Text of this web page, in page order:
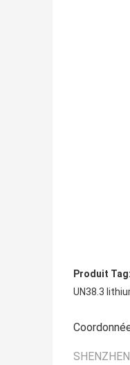
Produit Tag:
UN38.3